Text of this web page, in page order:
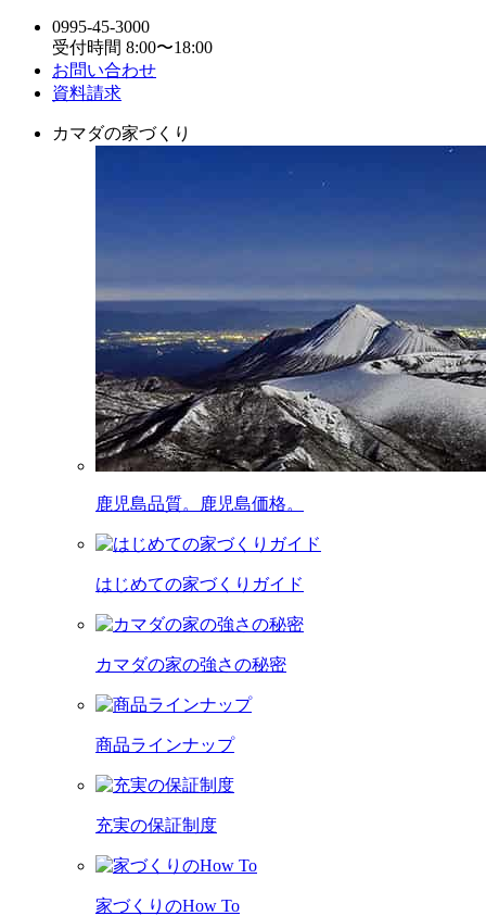
0995-45-3000
受付時間 8:00〜18:00
お問い合わせ
資料請求
カマダの家づくり
鹿児島品質。鹿児島価格。
はじめての家づくりガイド
カマダの家の強さの秘密
商品ラインナップ
充実の保証制度
家づくりのHow To